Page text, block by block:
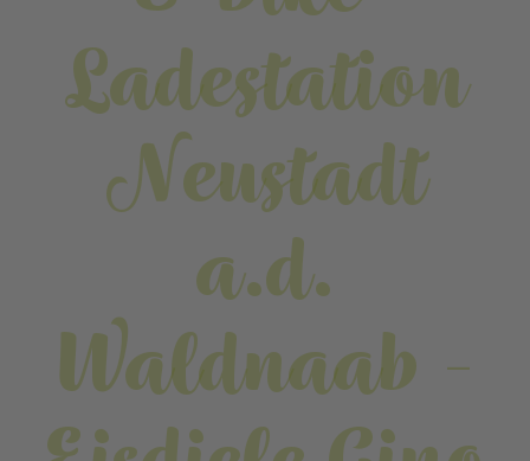
Ladestation
Neustadt
a.d.
Waldnaab -